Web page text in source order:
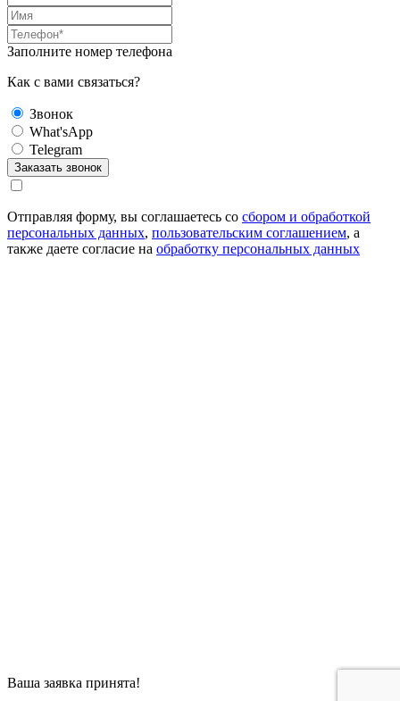
Заполните номер телефона
Как с вами связаться?
Звонок
What'sApp
Telegram
Отправляя форму, вы соглашаетесь со сбором и обработкой
персональных данных, пользовательским соглашением, а
также даете согласие на обработку персональных данных
Ваша заявка принята!